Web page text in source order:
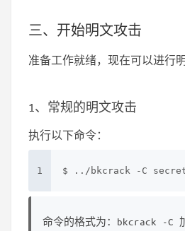
三、开始明文攻击
准备工作就绪，现在可以进行
1、常规的明文攻击
执行以下命令：
1 $ ../bkcrack -C
命令的格式为：bkcrack -C